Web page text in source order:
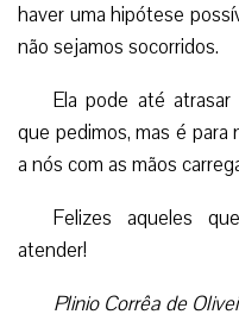
haver uma hipótese
não sejamos socorridos.
Ela pode até
que pedimos, mas é para
a nós com as mãos
Felizes aqueles
atender!
Plinio Corrêa de